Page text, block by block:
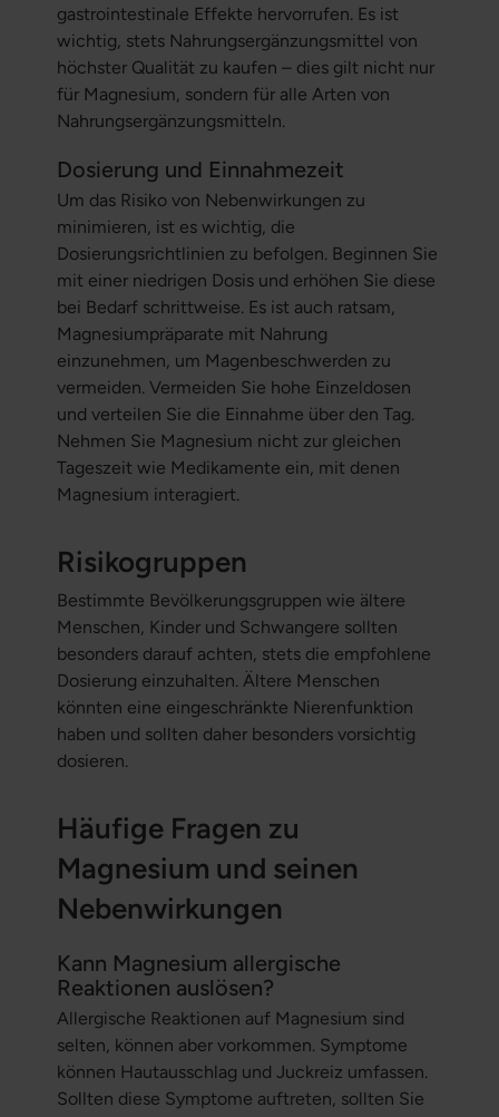
gastrointestinale Effekte hervorrufen. Es ist
wichtig, stets Nahrungsergänzungsmittel von
höchster Qualität zu kaufen – dies gilt nicht nur
für Magnesium, sondern für alle Arten von
Nahrungsergänzungsmitteln.
Dosierung und Einnahmezeit
Um das Risiko von Nebenwirkungen zu
minimieren, ist es wichtig, die
Dosierungsrichtlinien zu befolgen. Beginnen Sie
mit einer niedrigen Dosis und erhöhen Sie diese
bei Bedarf schrittweise. Es ist auch ratsam,
Magnesiumpräparate mit Nahrung
einzunehmen, um Magenbeschwerden zu
vermeiden. Vermeiden Sie hohe Einzeldosen
und verteilen Sie die Einnahme über den Tag.
Nehmen Sie Magnesium nicht zur gleichen
Tageszeit wie Medikamente ein, mit denen
Magnesium interagiert.
Risikogruppen
Bestimmte Bevölkerungsgruppen wie ältere
Menschen, Kinder und Schwangere sollten
besonders darauf achten, stets die empfohlene
Dosierung einzuhalten. Ältere Menschen
könnten eine eingeschränkte Nierenfunktion
haben und sollten daher besonders vorsichtig
dosieren.
Häufige Fragen zu
Magnesium und seinen
Nebenwirkungen
Kann Magnesium allergische
Reaktionen auslösen?
Allergische Reaktionen auf Magnesium sind
selten, können aber vorkommen. Symptome
können Hautausschlag und Juckreiz umfassen.
Sollten diese Symptome auftreten, sollten Sie